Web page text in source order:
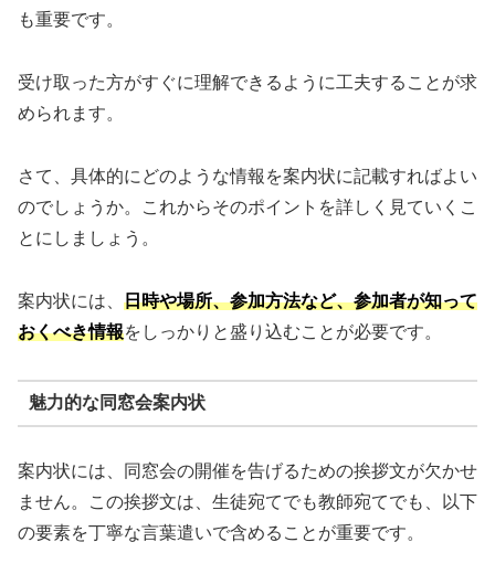
も重要です。
受け取った方がすぐに理解できるように工夫することが求
められます。
さて、具体的にどのような情報を案内状に記載すればよい
のでしょうか。これからそのポイントを詳しく見ていくこ
とにしましょう。
案内状には、 日時や場所、参加方法など、参加者が知って
おくべき情報をしっかりと盛り込むことが必要です。
魅力的な同窓会案内状
案内状には、同窓会の開催を告げるための挨拶文が欠かせ
ません。この挨拶文は、生徒宛てでも教師宛てでも、以下
の要素を丁寧な言葉遣いで含めることが重要です。